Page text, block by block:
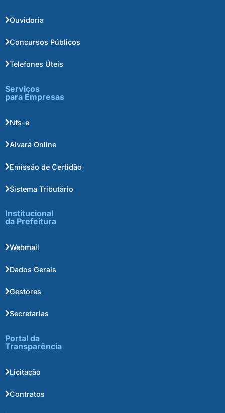
Ouvidoria
Concursos Públicos
Telefones Úteis
Serviços
para Empresas
Nfs-e
Alvará Online
Emissão de Certidão
Sistema Tributário
Institucional
da Prefeitura
Webmail
Dados Gerais
Gestores
Secretarias
Portal da
Transparência
Licitação
Contratos